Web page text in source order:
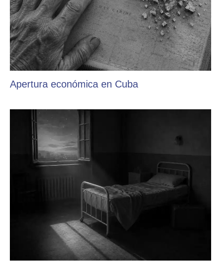
Apertura económica en Cuba